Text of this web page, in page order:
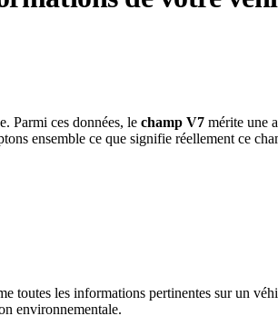
Parmi ces données, le champ V7 mérite une
ensemble ce que signifie réellement ce
toutes les informations pertinentes sur un
environnementale.